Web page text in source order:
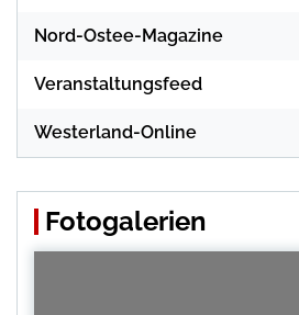
Nord-Ostee-Magazine
Veranstaltungsfeed
Westerland-Online
Fotogalerien